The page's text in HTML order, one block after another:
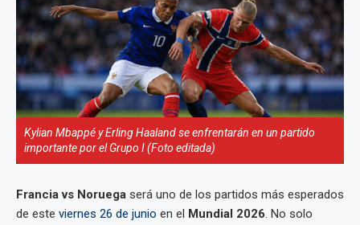
Kylian Mbappé y Erling Haaland se enfrentarán en un partido
importante por el Grupo I (Foto editada)
Francia vs Noruega será uno de los partidos más esperados
de este viernes 26 de junio en el Mundial 2026. No solo